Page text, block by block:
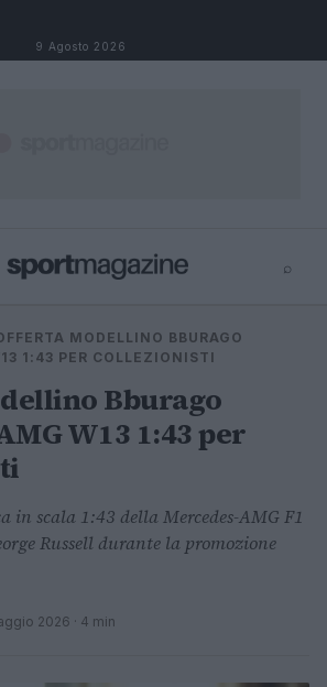
9 Agosto 2026
⌕
MODELLINO BBURAGO
1:43 PER COLLEZIONISTI
Bburago
W13 1:43 per
in scala 1:43 della Mercedes-AMG F1
Russell durante la promozione
2026 · 4 min